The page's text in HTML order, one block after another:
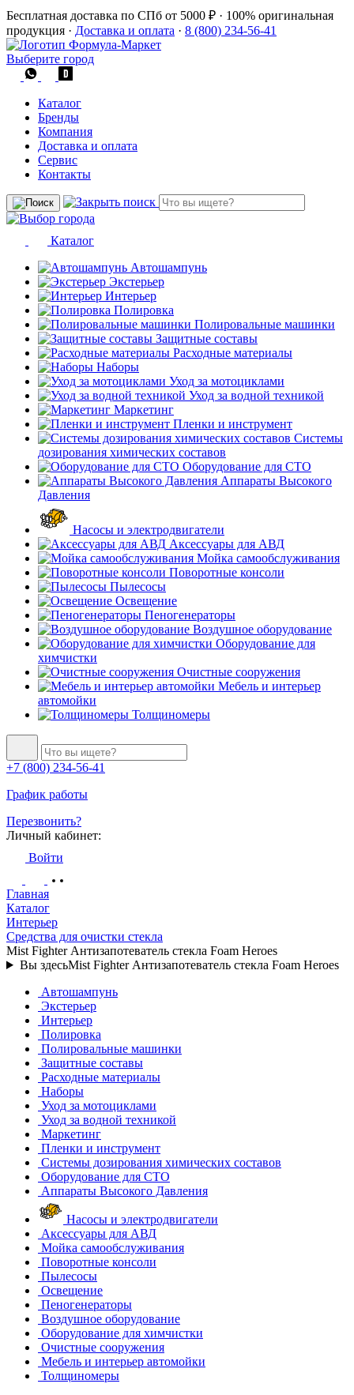
Бесплатная доставка по СПб от 5000 ₽ · 100% оригинальная
продукция · Доставка и оплата · 8 (800) 234-56-41
Выберите город
Каталог
Бренды
Компания
Доставка и оплата
Сервис
Контакты
Каталог
Автошампунь
Экстерьер
Интерьер
Полировка
Полировальные машинки
Защитные составы
Расходные материалы
Наборы
Уход за мотоциклами
Уход за водной техникой
Маркетинг
Пленки и инструмент
Системы
дозирования химических составов
Оборудование для СТО
Аппараты Высокого
Давления
Насосы и электродвигатели
Аксессуары для АВД
Мойка самообслуживания
Поворотные консоли
Пылесосы
Освещение
Пеногенераторы
Воздушное оборудование
Оборудование для
химчистки
Очистные сооружения
Мебель и интерьер
автомойки
Толщиномеры
+7 (800) 234-56-41
График работы
Перезвонить?
Личный кабинет:
Войти
Главная
Каталог
Интерьер
Средства для очистки стекла
Mist Fighter Антизапотеватель стекла Foam Heroes
Вы здесьMist Fighter Антизапотеватель стекла Foam Heroes
Автошампунь
Экстерьер
Интерьер
Полировка
Полировальные машинки
Защитные составы
Расходные материалы
Наборы
Уход за мотоциклами
Уход за водной техникой
Маркетинг
Пленки и инструмент
Системы дозирования химических составов
Оборудование для СТО
Аппараты Высокого Давления
Насосы и электродвигатели
Аксессуары для АВД
Мойка самообслуживания
Поворотные консоли
Пылесосы
Освещение
Пеногенераторы
Воздушное оборудование
Оборудование для химчистки
Очистные сооружения
Мебель и интерьер автомойки
Толщиномеры